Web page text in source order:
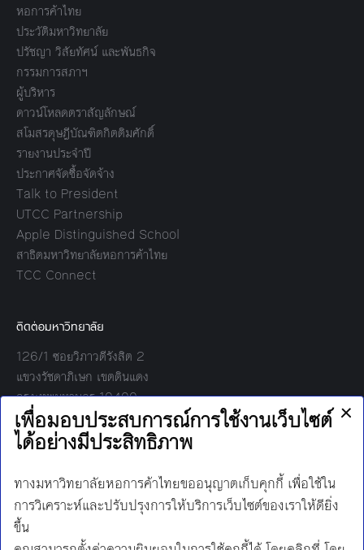
หอการค้าไทย
ประวัติมหาวิทยาลัย
ปรัชญา วิสัยทัศน์ และพันธกิจ
กรรมการสภาฯ
ผู้บริหาร
ดาวน์โหลดตราสัญลักษณ์
สโมสรดุษฎีบัณฑิตกิตติมศักดิ์
รายงานประจำปี
ประกาศจัดซื้อจัดจ้าง
Talk to President
UTCC Partnership
Apple Distinguished School
สาธิตมหาวิทยาลัยหอการค้าไทย
TCC Connect
ติดต่อมหาวิทยาลัย
126/1 ซอยวิภาวดีรังสิต 2
แขวงรัชดาภิเษก เขตดินแดง
กรุงเทพมหานคร 10400
โทร:
02-697-6000
เวลาทำการ:
8.30 - 17.00